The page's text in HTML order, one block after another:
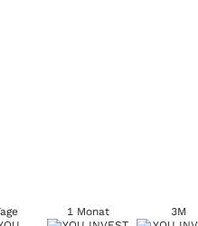
1 Monat 3M